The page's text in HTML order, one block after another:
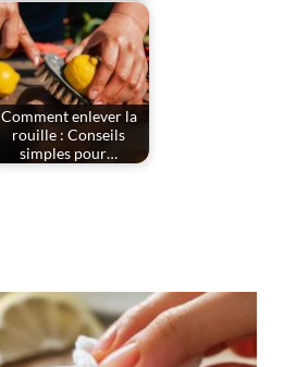
Comment enlever la
rouille : Conseils
simples pour…